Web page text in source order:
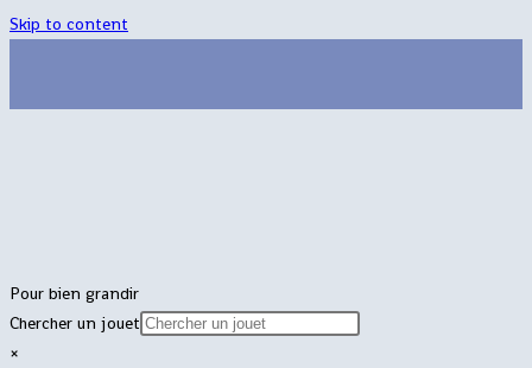
Skip to content
Pour bien grandir
Chercher un jouet
×